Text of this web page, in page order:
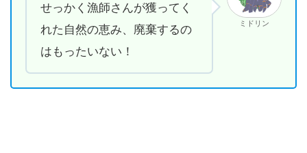
せっかく漁師さんが獲ってく
れた自然の恵み、廃棄するの
はもったいない！
ミドリン